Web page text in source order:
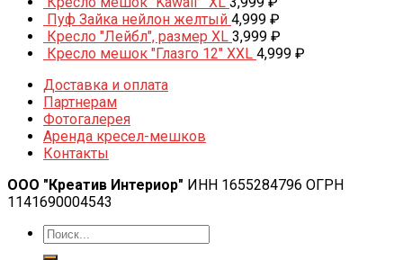
Пуф Зайка нейлон желтый 4,999 ₽
Кресло "Лейбл", размер XL 3,999 ₽
Кресло мешок "Глазго 12" XXL 4,999 ₽
Доставка и оплата
Партнерам
Фотогалерея
Аренда кресел-мешков
Контакты
ООО "Креатив Интериор" ИНН 1655284796 ОГРН
1141690004543